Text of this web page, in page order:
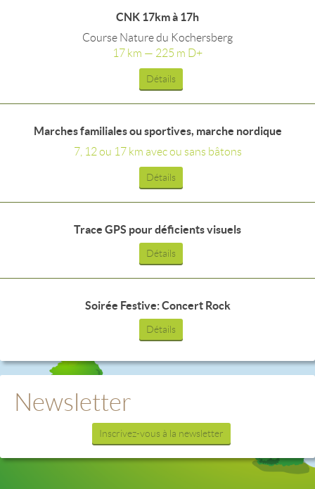
CNK 17km à 17h
Course Nature du Kochersberg
17 km — 225 m D+
Détails
Marches familiales ou sportives, marche nordique
7, 12 ou 17 km avec ou sans bâtons
Détails
Trace GPS pour déficients visuels
Détails
Soirée Festive: Concert Rock
Détails
Newsletter
Inscrivez-vous à la newsletter